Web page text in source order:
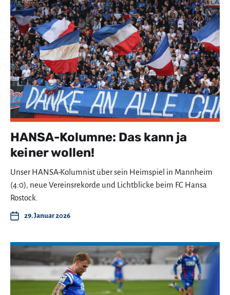
HANSA-Kolumne: Das kann ja
keiner wollen!
Unser HANSA-Kolumnist über sein Heimspiel in Mannheim
(4:0), neue Vereinsrekorde und Lichtblicke beim FC Hansa
Rostock.
29. Januar 2026